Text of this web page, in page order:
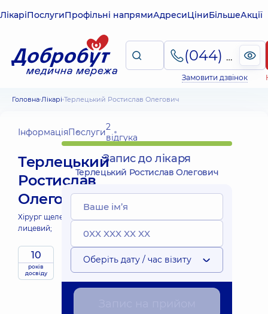
ЛікаріПослугиПрофільні напрямиАдресиЦіниБільшеАкції
(044) 495-2-888
Замовити дзвінок
Головна Лікарі Терлецький Ростислав Олегович
ІнформаціяПослуги2
відгука
Терлецький
Ростислав
Олегович
Хірург щелепно-
лицевий;
10
років
досвіду
Запис до лікаря
Терлецький Ростислав Олегович
Оберіть дату / час візиту